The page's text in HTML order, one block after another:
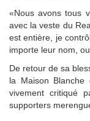
«Nous avons tous
avec la veste du
est entière, je
importe leur nom,
De retour de sa
la Maison
vivement critiqué
supporters